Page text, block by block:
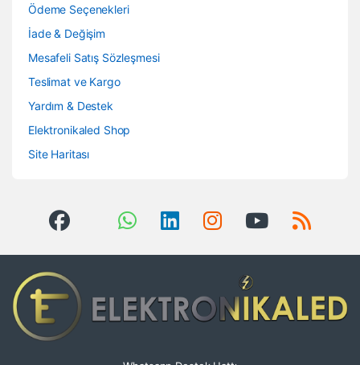
Ödeme Seçenekleri
İade & Değişim
Mesafeli Satış Sözleşmesi
Teslimat ve Kargo
Yardım & Destek
Elektronikaled Shop
Site Haritası